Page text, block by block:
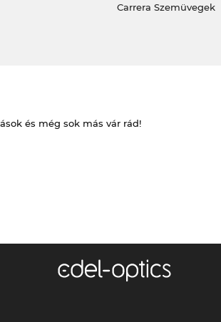
Carrera Szemüvegek
és még sok más vár rád!